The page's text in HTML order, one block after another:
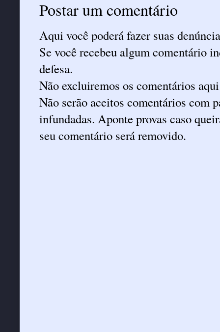
Postar um comentário
Aqui você poderá fazer suas
Se você recebeu algum comentário
defesa.
Não excluiremos os comentários
Não serão aceitos comentários com
infundadas. Aponte provas caso
seu comentário será removido.